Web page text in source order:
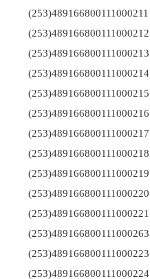
(253)489166800111000211
(253)489166800111000212
(253)489166800111000213
(253)489166800111000214
(253)489166800111000215
(253)489166800111000216
(253)489166800111000217
(253)489166800111000218
(253)489166800111000219
(253)489166800111000220
(253)489166800111000221
(253)489166800111000263
(253)489166800111000223
(253)489166800111000224